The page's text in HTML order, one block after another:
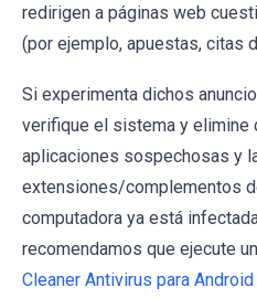
redirigen a páginas web
(por ejemplo, apuestas, citas
Si experimenta dichos
verifique el sistema y elimine
aplicaciones sospechosas y
extensiones/complementos
computadora ya está
recomendamos que ejecute
Cleaner Antivirus para Android